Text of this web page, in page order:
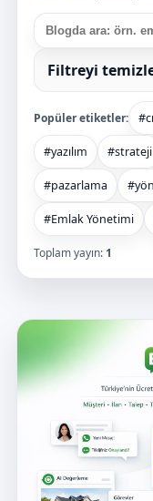
Filtreyi
Popüler etiketler:
#yazılım #strateji
#pazarlama
#Emlak Yönetimi
Toplam yayın: 1